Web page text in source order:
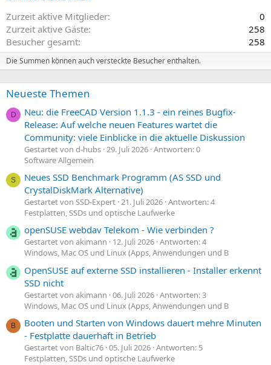
Zurzeit aktive Mitglieder
0
Zurzeit aktive Gäste
258
Besucher gesamt
258
Die Summen können auch versteckte Besucher enthalten.
Neueste Themen
D
Neu: die FreeCAD Version 1.1.3 - ein reines Bugfix-
Release: Auf welche neuen Features wartet die
Community: viele Einblicke in die aktuelle Diskussion
Gestartet von d-hubs 29. Juli 2026 Antworten: 0
Software Allgemein
S
Neues SSD Benchmark Programm (AS SSD und
CrystalDiskMark Alternative)
Gestartet von SSD-Expert 21. Juli 2026 Antworten: 4
Festplatten, SSDs und optische Laufwerke
openSUSE webdav Telekom - Wie verbinden ?
Gestartet von akimann 12. Juli 2026 Antworten: 4
Windows, Mac OS und Linux (Apps, Anwendungen und B
OpenSUSE auf externe SSD installieren - Installer erkennt
SSD nicht
Gestartet von akimann 06. Juli 2026 Antworten: 3
Windows, Mac OS und Linux (Apps, Anwendungen und B
B
Booten und Starten von Windows dauert mehre Minuten
- Festplatte dauerhaft in Betrieb
Gestartet von Baltic76 05. Juli 2026 Antworten: 5
Festplatten, SSDs und optische Laufwerke